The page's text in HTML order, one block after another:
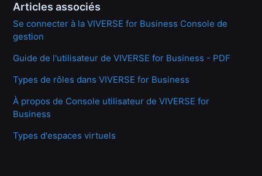
Articles associés
Se connecter à la VIVERSE for Business Console de
gestion
Guide de l'utilisateur de VIVERSE for Business - PDF
Types de rôles dans VIVERSE for Business
À propos de Console utilisateur de VIVERSE for
Business
Types d'espaces virtuels